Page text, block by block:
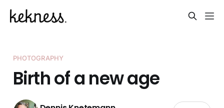
PHOTOGRAPHY
Birth of a new age